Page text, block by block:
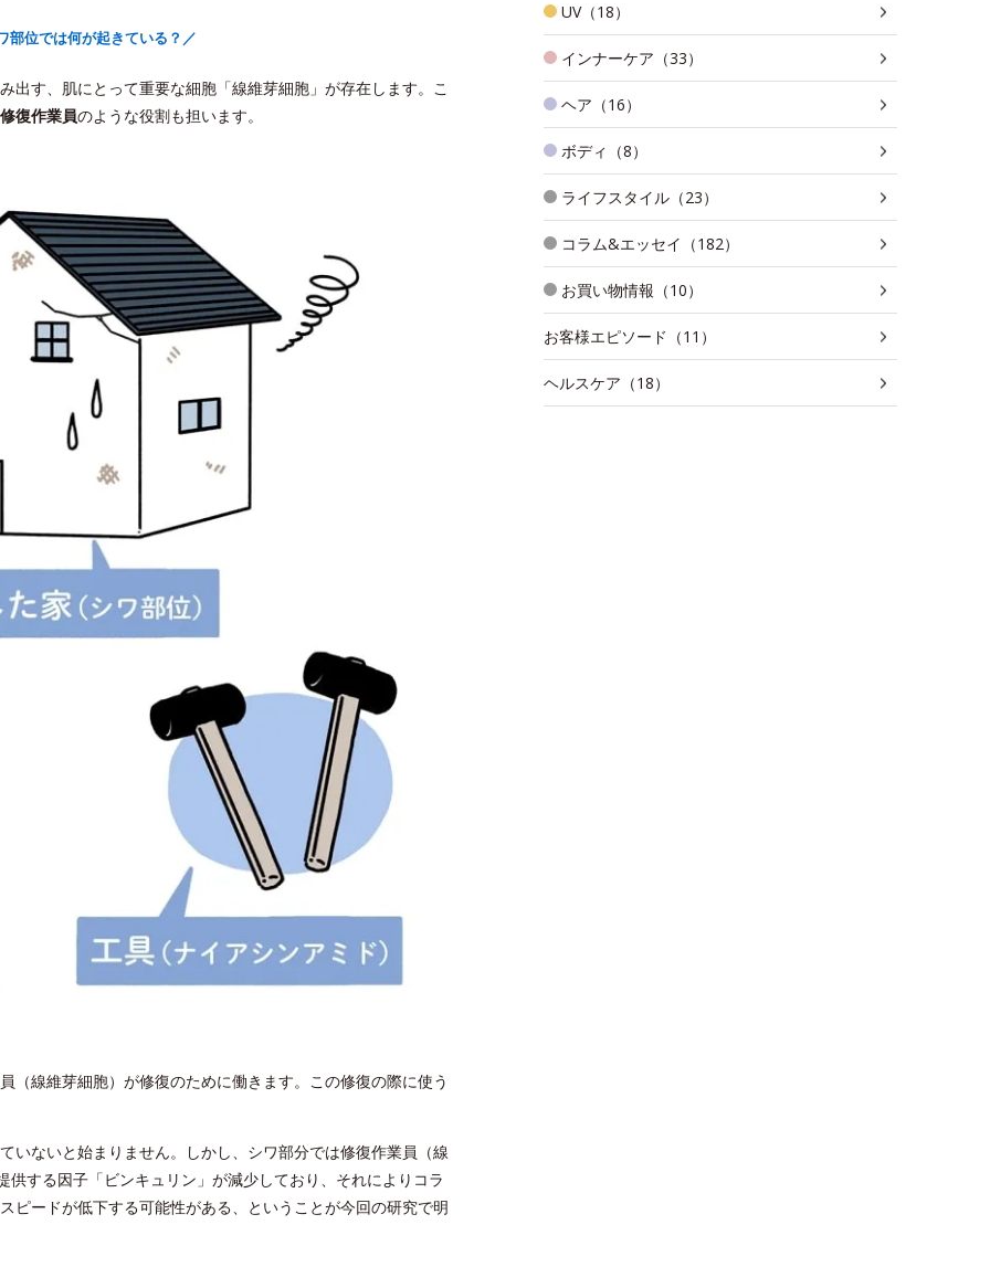
部位では何が起きている？／
出す、肌にとって重要な細胞「線維芽細胞」が存在します。こ
修復作業員のような役割も担います。
（線維芽細胞）が修復のために働きます。この修復の際に使う
いないと始まりません。しかし、シワ部分では修復作業員（線
する因子「ビンキュリン」が減少しており、それによりコラ
ピードが低下する可能性がある、ということが今回の研究で明
UV（18）
インナーケア（33）
ヘア（16）
ボディ（8）
ライフスタイル（23）
コラム&エッセイ（182）
お買い物情報（10）
お客様エピソード（11）
ヘルスケア（18）